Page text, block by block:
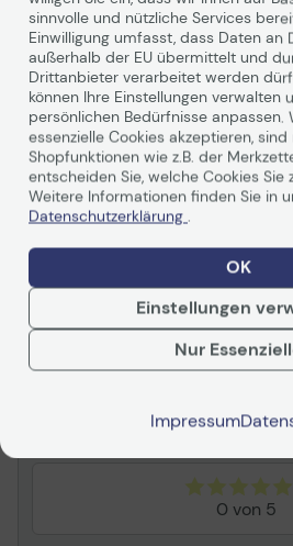
Allgemein
Hersteller
Herst. Art. Nr.
EAN
Hauptmerkmale
Produktbeschreibung
Verbrauchsmaterialtyp
Laser
Zusammenfassung
0 von 5
sinnvolle und nützliche Services
Einwilligung umfasst, dass Daten an
außerhalb der EU übermittelt und
Drittanbieter verarbeitet werden
können Ihre Einstellungen verwalten
persönlichen Bedürfnisse anpassen.
essenzielle Cookies akzeptieren,
Shopfunktionen wie z.B. der
entscheiden Sie, welche Cookies Sie
Weitere Informationen finden Sie in
Datenschutzerklärung .
OK
Einstellungen
Nur
Impressum